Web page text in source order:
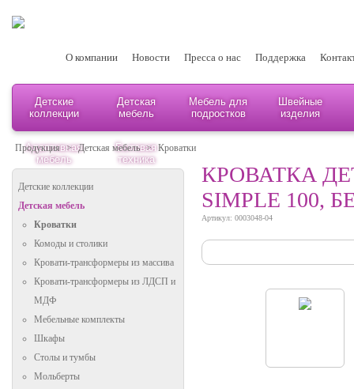
О компании Новости Пресса о нас Поддержка
Детские
коллекции
Детская
мебель
Мебель для
подростков
Швейные
изделия
Адаптивная
мебель
Бытовая
техника
Продукция > Детская мебель > Кроватки
Детские коллекции
Детская мебель
Кроватки
Комоды и столики
Кровати-трансформеры из массива
Кровати-трансформеры из ЛДСП и
МДФ
Мебельные комплекты
Шкафы
Столы и тумбы
Мольберты
КРОВАТКА
SIMPLE 100,
Артикул: 0003048-04